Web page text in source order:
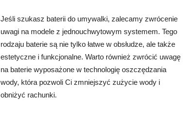
Jeśli szukasz baterii do umywalki, zalecamy zwrócenie
uwagi na modele z jednouchwytowym systemem. Tego
rodzaju baterie są nie tylko łatwe w obsłudze, ale także
estetyczne i funkcjonalne. Warto również zwrócić uwagę
na baterie wyposażone w technologię oszczędzania
wody, która pozwoli Ci zmniejszyć zużycie wody i
obniżyć rachunki.